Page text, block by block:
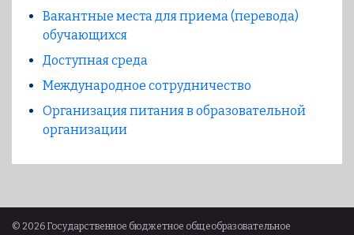
Вакантные места для приема (перевода)
обучающихся
Доступная среда
Международное сотрудничество
Организация питания в образовательной
организации
© 2026 Государственное бюджетное общеобразовательное